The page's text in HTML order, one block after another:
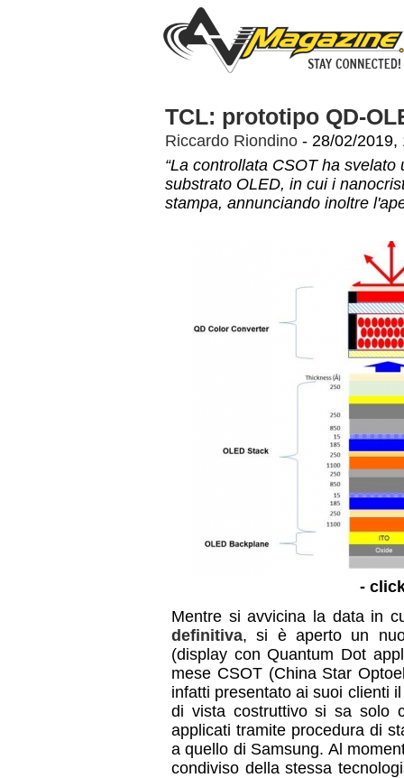
TCL: prototipo QD-
Riccardo Riondino - 28/02/2019,
“La controllata CSOT ha
substrato OLED, in cui i
stampa, annunciando inoltre
-
Mentre si avvicina la data in
definitiva, si è aperto un
(display con Quantum Dot
mese CSOT (China Star
infatti presentato ai suoi clienti
di vista costruttivo si sa solo
applicati tramite procedura di
a quello di Samsung. Al
condiviso della stessa